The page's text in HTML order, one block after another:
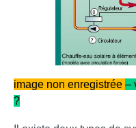
image non enregistrée –
?